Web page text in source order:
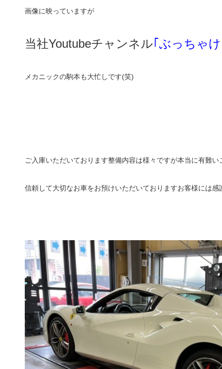
画像に映っていますが
当社Youtubeチャンネル｢ぶっちゃ
メカニックの駒本も大忙しです(笑)
ご入庫いただいております整備内容は様々ですが本当に有難い
信頼して大切なお車をお預けいただいておりますお客様には感